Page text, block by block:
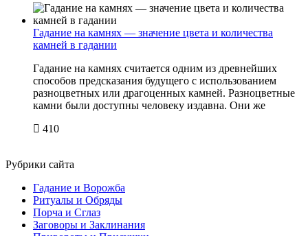
Гадание на камнях — значение цвета и количества
камней в гадании
Гадание на камнях считается одним из древнейших
способов предсказания будущего с использованием
разноцветных или драгоценных камней. Разноцветные
камни были доступны человеку издавна. Они же
410
Рубрики сайта
Гадание и Ворожба
Ритуалы и Обряды
Порча и Сглаз
Заговоры и Заклинания